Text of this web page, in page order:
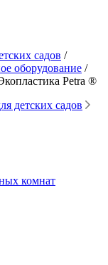
садов /
оборудование /
Petra ®
детских садов
комнат